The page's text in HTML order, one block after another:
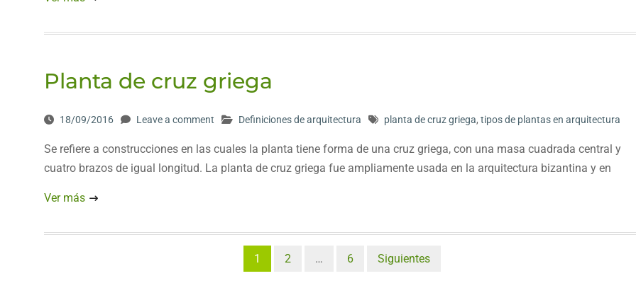
Planta de cruz griega
18/09/2016 Leave a comment Definiciones de arquitectura planta de cruz griega, tipos de plantas en arquitectura
Se refiere a construcciones en las cuales la planta tiene forma de una cruz griega, con una masa cuadrada central y
cuatro brazos de igual longitud. La planta de cruz griega fue ampliamente usada en la arquitectura bizantina y en
Ver más
1 2 … 6 Siguientes